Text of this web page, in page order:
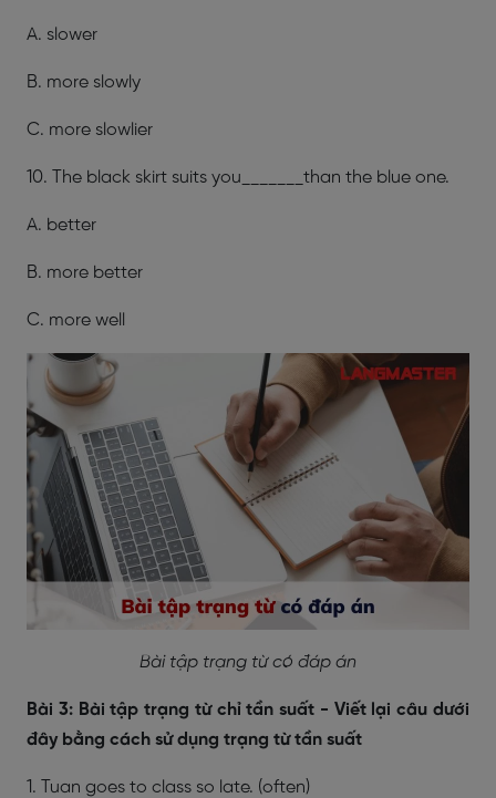
A. slower
B. more slowly
C. more slowlier
10. The black skirt suits you_______than the blue one.
A. better
B. more better
C. more well
Bài tập trạng từ có đáp án
Bài 3: Bài tập trạng từ chỉ tần suất - Viết lại câu dưới
đây bằng cách sử dụng trạng từ tần suất
1. Tuan goes to class so late. (often)